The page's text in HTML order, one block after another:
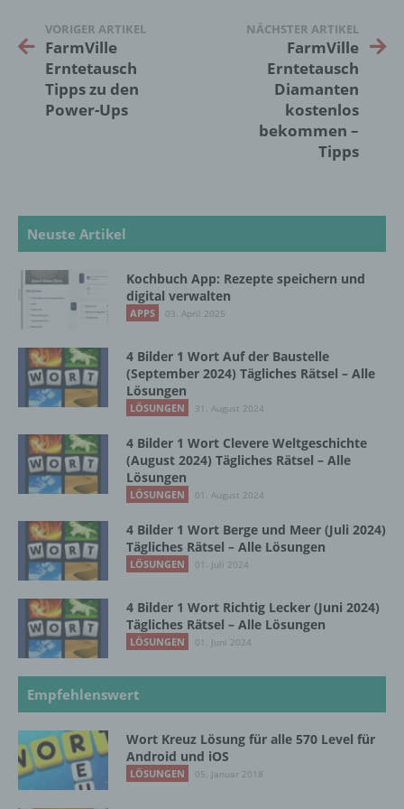
VORIGER ARTIKEL
FarmVille
Erntetausch
Tipps zu den
Power-Ups
NÄCHSTER ARTIKEL
FarmVille
Erntetausch
Diamanten
kostenlos
bekommen –
Tipps
Neuste Artikel
Kochbuch App: Rezepte speichern und
digital verwalten
APPS 03. April 2025
4 Bilder 1 Wort Auf der Baustelle
(September 2024) Tägliches Rätsel – Alle
Lösungen
LÖSUNGEN 31. August 2024
4 Bilder 1 Wort Clevere Weltgeschichte
(August 2024) Tägliches Rätsel – Alle
Lösungen
LÖSUNGEN 01. August 2024
4 Bilder 1 Wort Berge und Meer (Juli 2024)
Tägliches Rätsel – Alle Lösungen
LÖSUNGEN 01. Juli 2024
4 Bilder 1 Wort Richtig Lecker (Juni 2024)
Tägliches Rätsel – Alle Lösungen
LÖSUNGEN 01. Juni 2024
Empfehlenswert
Wort Kreuz Lösung für alle 570 Level für
Android und iOS
LÖSUNGEN 05. Januar 2018
personenbezogener Daten mit dem Ziel, ihre
künftige Verarbeitung einzuschränken.
e) Profiling
Profiling ist jede Art der automatisierten
Verarbeitung personenbezogener Daten, die
werden, um bestimmte persönliche Aspekte,
die sich auf eine natürliche Person beziehen,
zu bewerten, insbesondere, um Aspekte
bezüglich Arbeitsleistung, wirtschaftlicher
Lage, Gesundheit, persönlicher Vorlieben,
Interessen, Zuverlässigkeit, Verhalten,
natürlichen Person zu analysieren oder
vorherzusagen.
Pseudonymisierung ist die Verarbeitung
personenbezogener Daten in einer Weise,
auf welche die personenbezogenen Daten
ohne Hinzuziehung zusätzlicher
Informationen nicht mehr einer spezifischen
betroffenen Person zugeordnet werden
können, sofern diese zusätzlichen
und technischen und organisatorischen
Maßnahmen unterliegen, die gewährleisten,
dass die personenbezogenen Daten nicht
g) Verantwortlicher oder für die Verarbeitung
Verantwortlicher